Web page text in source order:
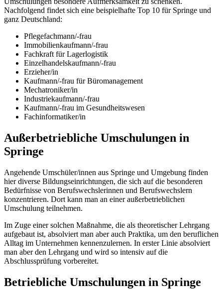
Nachfolgend findet sich eine beispielhafte Top 10 für Springe und
ganz Deutschland:
Pflegefachmann/-frau
Immobilienkaufmann/-frau
Fachkraft für Lagerlogistik
Einzelhandelskaufmann/-frau
Erzieher/in
Kaufmann/-frau für Büromanagement
Mechatroniker/in
Industriekaufmann/-frau
Kaufmann/-frau im Gesundheitswesen
Fachinformatiker/in
Außerbetriebliche Umschulungen in
Springe
Angehende Umschüler/innen aus Springe und Umgebung finden
hier diverse Bildungseinrichtungen, die sich auf die besonderen
Bedürfnisse von Berufswechslerinnen und Berufswechslern
konzentrieren. Dort kann man an einer außerbetrieblichen
Umschulung teilnehmen.
Im Zuge einer solchen Maßnahme, die als theoretischer Lehrgang
aufgebaut ist, absolviert man aber auch Praktika, um den beruflichen
Alltag im Unternehmen kennenzulernen. In erster Linie absolviert
man aber den Lehrgang und wird so intensiv auf die
Abschlussprüfung vorbereitet.
Betriebliche Umschulungen in Springe